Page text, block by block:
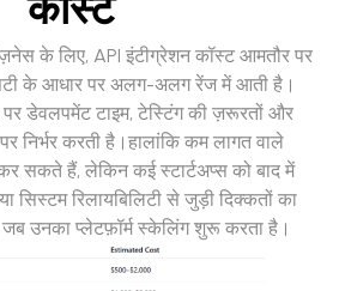
के लिए, API इंटीग्रेशन कॉस्ट आमतौर पर
के आधार पर अलग-अलग रेंज में आती है।
डेवलपमेंट टाइम, टेस्टिंग की ज़रूरतों और
निर्भर करती है।हालांकि कम लागत वाले
सकते हैं, लेकिन कई स्टार्टअप्स को बाद में
सिस्टम रिलायबिलिटी से जुड़ी दिक्कतों का
जब उनका प्लेटफ़ॉर्म स्केलिंग शुरू करता है।